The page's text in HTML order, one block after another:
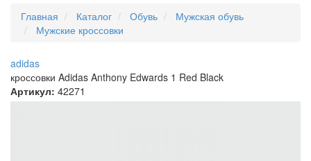
Главная
Каталог Обувь
Мужская обувь
Мужские кроссовки
adidas
кроссовки Adidas Anthony Edwards 1 Red Black
Артикул: 42271